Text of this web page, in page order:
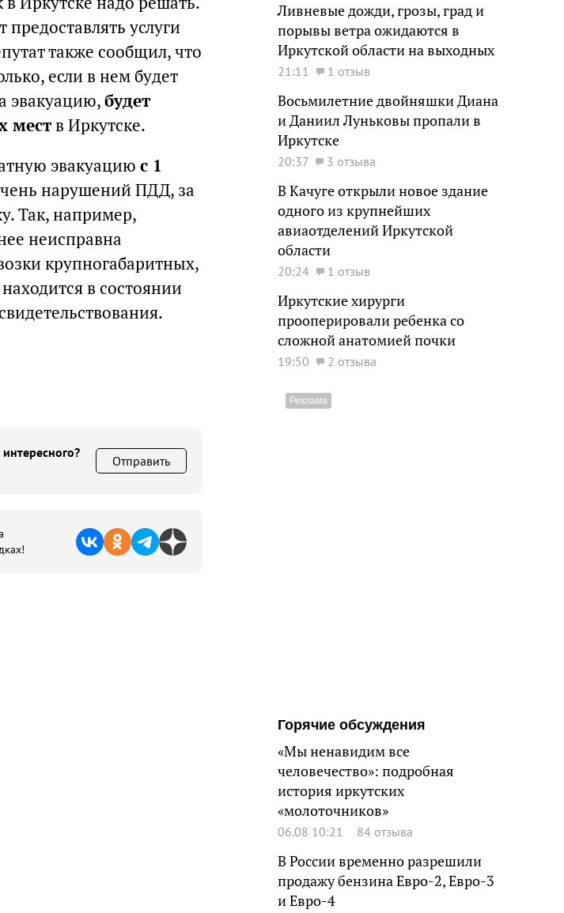
услуги
также сообщил, что
если в нем будет
эвакуацию,будет
меств Иркутске.
эвакуацию с 1
нарушений ПДД, за
Так, например,
неисправна
крупногабаритных,
в состоянии
Отправить
Ливневые дожди, грозы, град и
порывы ветра ожидаются в
Иркутской области на выходных
21:11 1 отзыв
Восьмилетние двойняшки Диана
и Даниил Луньковы пропали в
Иркутске
20:37 3 отзыва
В Качуге открыли новое здание
одного из крупнейших
авиаотделений Иркутской
области
20:24 1 отзыв
Иркутские хирурги
прооперировали ребенка со
сложной анатомией почки
19:50 2 отзыва
Горячие обсуждения
«Мы ненавидим все
человечество»: подробная
история иркутских
«молоточников»
06.08 10:21 84 отзыва
В России временно разрешили
продажу бензина Евро-2, Евро-3
и Евро-4